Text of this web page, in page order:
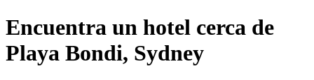
Encuentra un hotel cerca de
Playa Bondi, Sydney